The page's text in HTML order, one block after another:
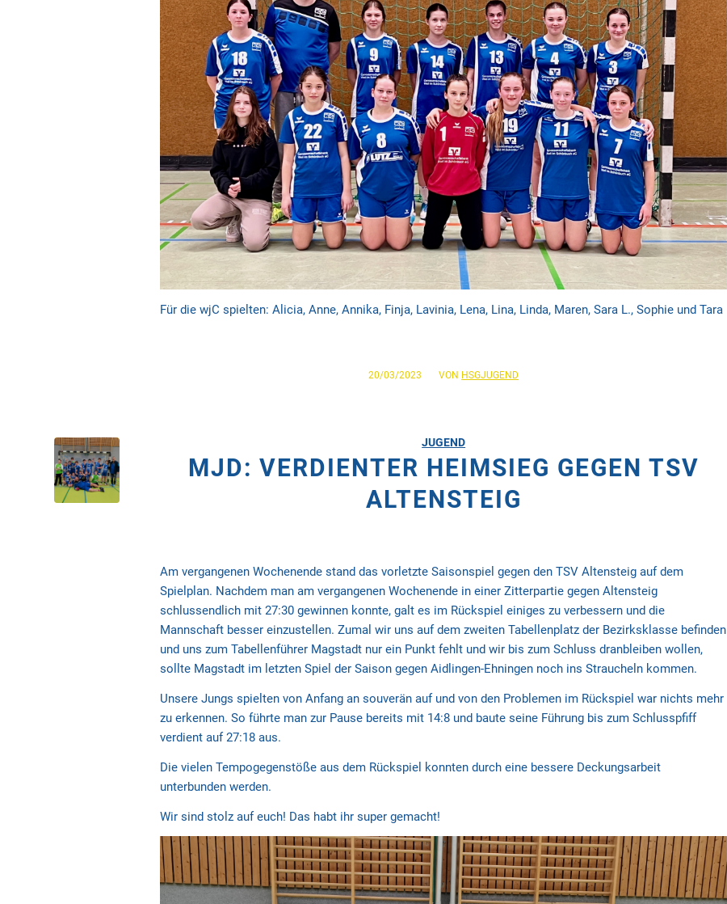
Für die wjC spielten: Alicia, Anne, Annika, Finja, Lavinia, Lena, Lina, Linda, Maren, Sara L., Sophie und Tara
20/03/2023
/ VON HSGJUGEND
JUGEND
MJD: VERDIENTER HEIMSIEG GEGEN TSV
ALTENSTEIG
Am vergangenen Wochenende stand das vorletzte Saisonspiel gegen den TSV Altensteig auf dem
Spielplan. Nachdem man am vergangenen Wochenende in einer Zitterpartie gegen Altensteig
schlussendlich mit 27:30 gewinnen konnte, galt es im Rückspiel einiges zu verbessern und die
Mannschaft besser einzustellen. Zumal wir uns auf dem zweiten Tabellenplatz der Bezirksklasse befinden
und uns zum Tabellenführer Magstadt nur ein Punkt fehlt und wir bis zum Schluss dranbleiben wollen,
sollte Magstadt im letzten Spiel der Saison gegen Aidlingen-Ehningen noch ins Straucheln kommen.
Unsere Jungs spielten von Anfang an souverän auf und von den Problemen im Rückspiel war nichts mehr
zu erkennen. So führte man zur Pause bereits mit 14:8 und baute seine Führung bis zum Schlusspfiff
verdient auf 27:18 aus.
Die vielen Tempogegenstöße aus dem Rückspiel konnten durch eine bessere Deckungsarbeit
unterbunden werden.
Wir sind stolz auf euch! Das habt ihr super gemacht!